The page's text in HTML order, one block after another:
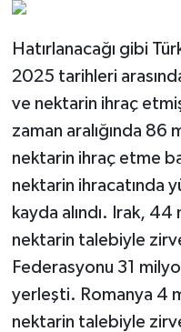
Hatırlanacağı gibi
2025 tarihleri
ve nektarin ihraç
zaman aralığında 86
nektarin ihraç etme
nektarin ihracatında
kayda alındı. Irak,
nektarin talebiyle
Federasyonu 31
yerleşti. Romanya 4
nektarin talebiyle